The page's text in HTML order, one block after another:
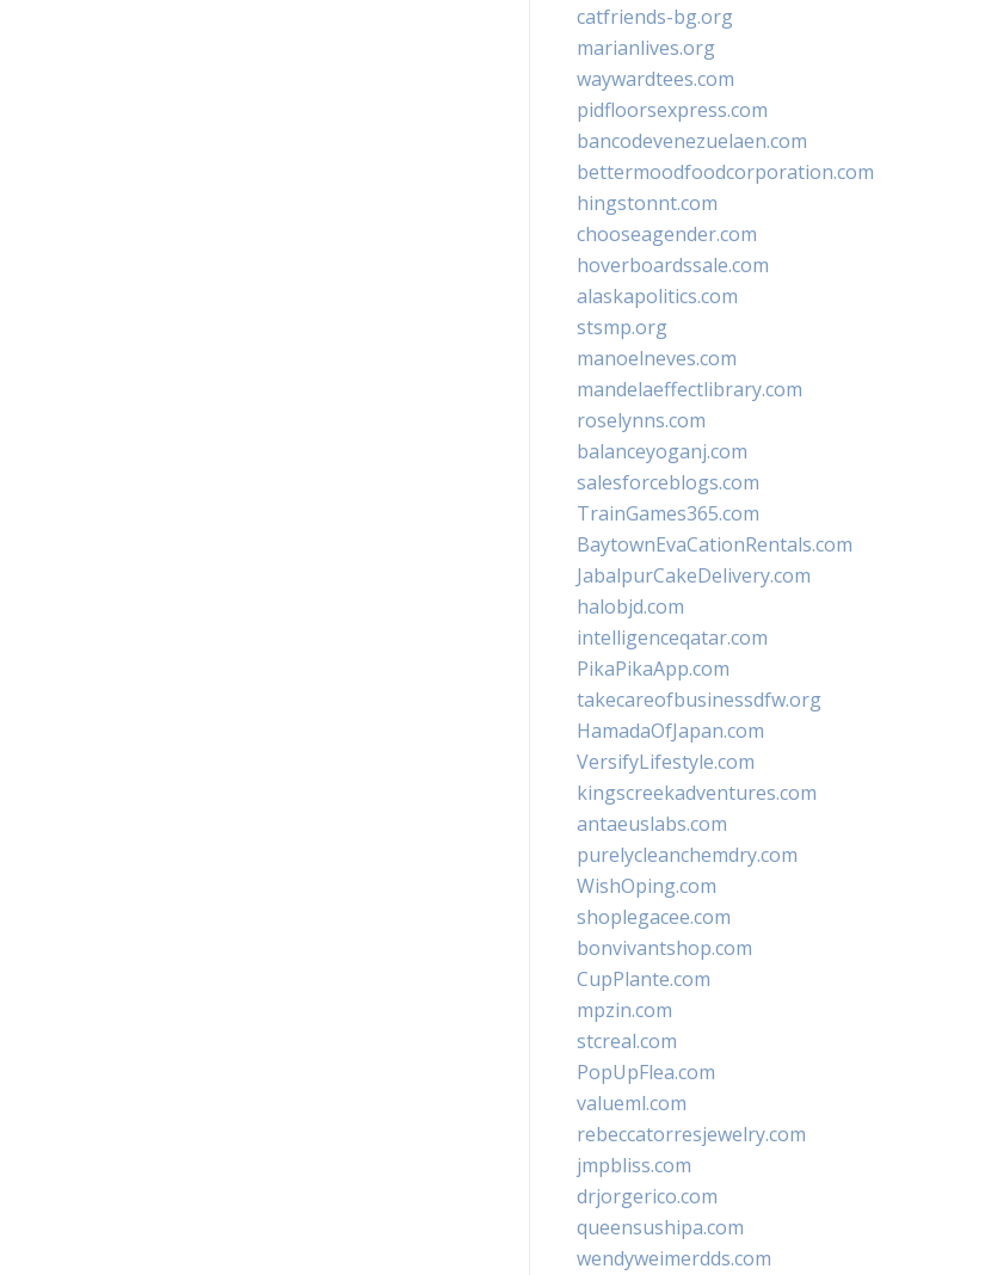
catfriends-bg.org
marianlives.org
waywardtees.com
pidfloorsexpress.com
bancodevenezuelaen.com
bettermoodfoodcorporation.com
hingstonnt.com
chooseagender.com
hoverboardssale.com
alaskapolitics.com
stsmp.org
manoelneves.com
mandelaeffectlibrary.com
roselynns.com
balanceyoganj.com
salesforceblogs.com
TrainGames365.com
BaytownEvaCationRentals.com
JabalpurCakeDelivery.com
halobjd.com
intelligenceqatar.com
PikaPikaApp.com
takecareofbusinessdfw.org
HamadaOfJapan.com
VersifyLifestyle.com
kingscreekadventures.com
antaeuslabs.com
purelycleanchemdry.com
WishOping.com
shoplegacee.com
bonvivantshop.com
CupPlante.com
mpzin.com
stcreal.com
PopUpFlea.com
valueml.com
rebeccatorresjewelry.com
jmpbliss.com
drjorgerico.com
queensushipa.com
wendyweimerdds.com